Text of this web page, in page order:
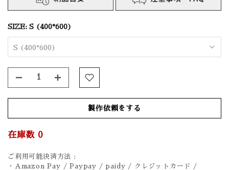
SIZE: S (400*600)
S (400*600)
製作依頼をする
在庫数 0
ご利用可能決済方法 :
・Amazon Pay / Paypay / paidy / クレジットカード /